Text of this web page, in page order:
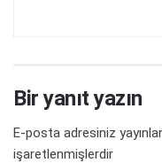
Bir yanıt yazın
E-posta adresiniz
işaretlenmişlerdir